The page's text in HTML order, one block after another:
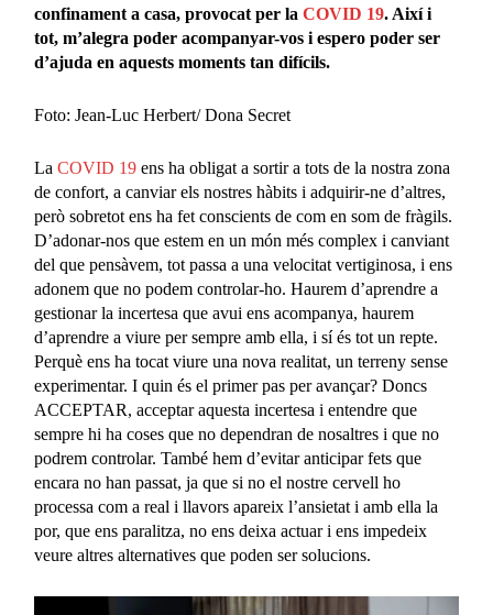
confinament a casa, provocat per laCOVID 19. Així i
tot, m’alegra poder acompanyar-vos i espero poder ser
d’ajuda en aquests moments tan difícils.
Foto: Jean-Luc Herbert/ Dona Secret
La COVID 19 ens ha obligat a sortir a tots de la nostra zona
de confort,a canviar els nostres hàbits i adquirir-ned’altres,
però sobretot ens ha fet conscients decom en som defràgils.
D’adonar-nos que estem en un mónméscomplex i canviant
del que pensàvem, totpassa a una velocitat vertiginosa, i ens
adonem que no podem controlar-ho.Haurem d’aprendre a
gestionar la incertesa que avui ens acompanya,haurem
d’aprendre a viure per sempre amb ella, i síés tot un repte.
Perquè ens ha tocat viure una nova realitat, un terreny sense
experimentar.I quin és el primer pas per avançar? Doncs
ACCEPTAR, acceptaraquesta incertesaientendreque
semprehi ha coses que no dependran de nosaltres i que no
podrem controlar. També hem d’evitar anticipar fets que
encara no han passat, ja que si no el nostre cervell ho
processa com a real i llavors apareix l’ansietat i amb ella la
por, que ens paralitza, no ens deixa actuar i ens impedeix
veure altres alternatives que poden ser solucions.